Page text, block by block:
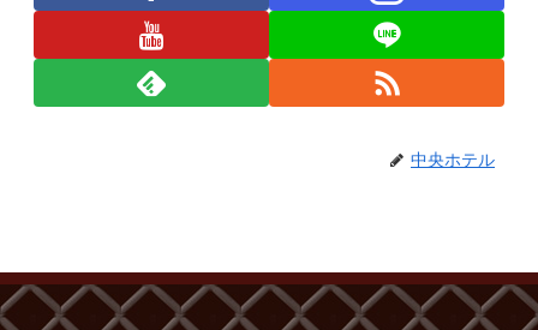
中央ホテル